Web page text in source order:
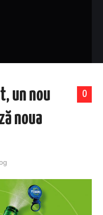
0
un nou
noua